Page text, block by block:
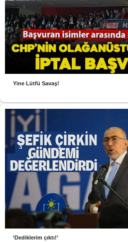
Yine Lütfü Savaş!
‘Dediklerim çıktı!’